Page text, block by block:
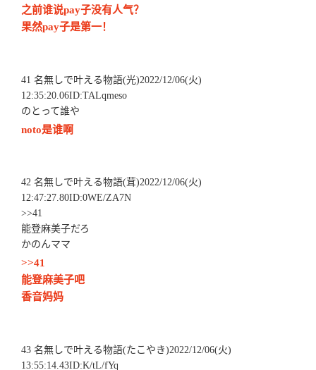
之前谁说pay子没有人气？
果然pay子是第一！
41 名無しで叶える物語(光)2022/12/06(火)
12:35:20.06ID:TALqmeso
のとって誰や
noto是谁啊
42 名無しで叶える物語(茸)2022/12/06(火)
12:47:27.80ID:0WE/ZA7N
>>41
能登麻美子だろ
かのんママ
>>41
能登麻美子吧
香音妈妈
43 名無しで叶える物語(たこやき)2022/12/06(火)
13:55:14.43ID:K/tL/fYq